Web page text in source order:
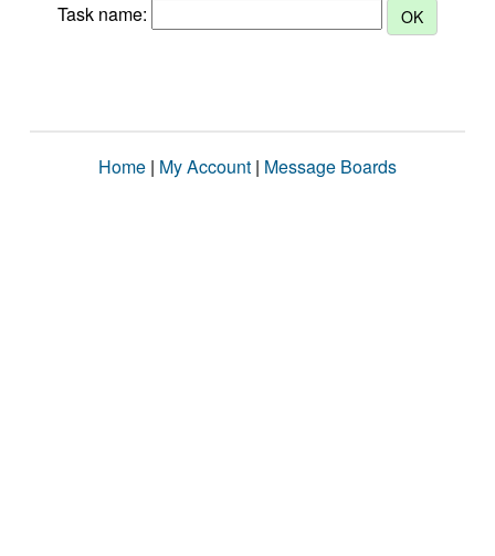
Task name:
Home | My Account | Message Boards